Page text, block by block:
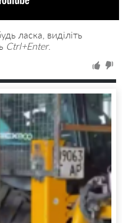
ласка, виділіть
Ctrl+Enter.